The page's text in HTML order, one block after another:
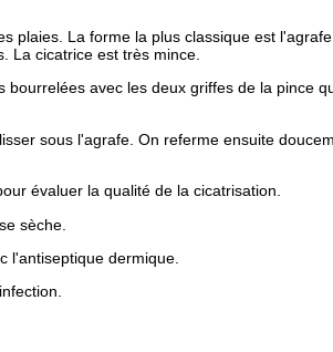
plaies. La forme la plus classique est
La cicatrice est très mince.
avec les deux griffes de la pince
sous l'agrafe. On referme ensuite
évaluer la qualité de la cicatrisation.
sèche.
l'antiseptique dermique.